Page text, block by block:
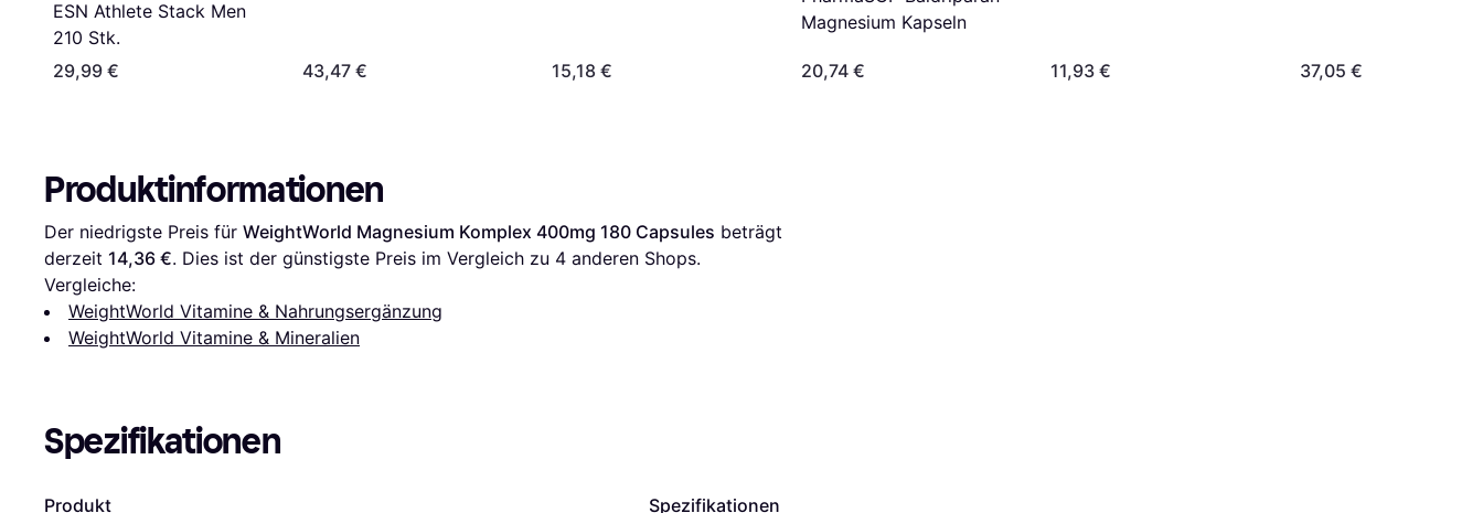
ESN Athlete Stack Men
210 Stk.
29,99 €
43,47 € 15,18 €
Magnesium Kapseln
20,74 € 11,93 € 37,05 €
Produktinformationen
Der niedrigste Preis für WeightWorld Magnesium Komplex 400mg 180 Capsules beträgt
derzeit 14,36 €. Dies ist der günstigste Preis im Vergleich zu 4 anderen Shops.
Vergleiche:
WeightWorld Vitamine & Nahrungsergänzung
WeightWorld Vitamine & Mineralien
Spezifikationen
Produkt Spezifikationen